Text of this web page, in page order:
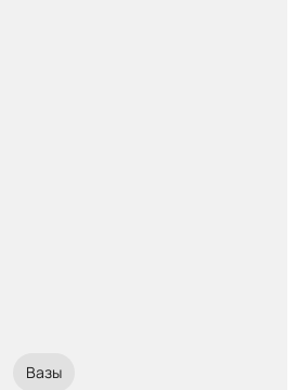
Вазы